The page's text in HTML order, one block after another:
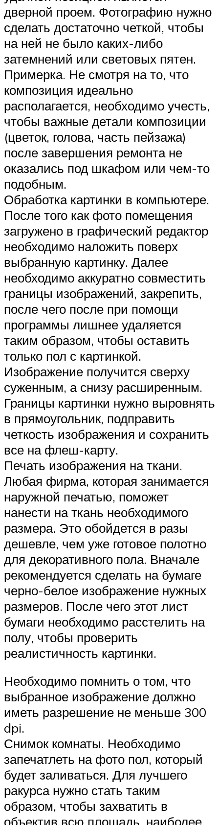
дверной проем. Фотографию нужно
сделать достаточно четкой, чтобы
на ней не было каких-либо
затемнений или световых пятен.
Примерка. Не смотря на то, что
композиция идеально
располагается, необходимо учесть,
чтобы важные детали композиции
(цветок, голова, часть пейзажа)
после завершения ремонта не
оказались под шкафом или чем-то
подобным.
Обработка картинки в компьютере.
После того как фото помещения
загружено в графический редактор
необходимо наложить поверх
выбранную картинку. Далее
необходимо аккуратно совместить
границы изображений, закрепить,
после чего после при помощи
программы лишнее удаляется
таким образом, чтобы оставить
только пол с картинкой.
Изображение получится сверху
суженным, а снизу расширенным.
Границы картинки нужно выровнять
в прямоугольник, подправить
четкость изображения и сохранить
все на флеш-карту.
Печать изображения на ткани.
Любая фирма, которая занимается
наружной печатью, поможет
нанести на ткань необходимого
размера. Это обойдется в разы
дешевле, чем уже готовое полотно
для декоративного пола. Вначале
рекомендуется сделать на бумаге
черно-белое изображение нужных
размеров. После чего этот лист
бумаги необходимо расстелить на
полу, чтобы проверить
реалистичность картинки.
Необходимо помнить о том, что
выбранное изображение должно
иметь разрешение не меньше 300
dpi.
Снимок комнаты. Необходимо
запечатлеть на фото пол, который
будет заливаться. Для лучшего
ракурса нужно стать таким
образом, чтобы захватить в
объектив всю площадь, наиболее